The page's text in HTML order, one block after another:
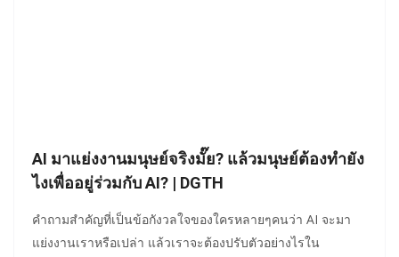
AI มาแย่งงานมนุษย์จริงมั๊ย? แล้วมนุษย์ต้องทำยัง
ไงเพื่ออยู่ร่วมกับ AI? | DGTH
คำถามสำคัญที่เป็นข้อกังวลใจของใครหลายๆคนว่า AI จะมา
แย่งงานเราหรือเปล่า แล้วเราจะต้องปรับตัวอย่างไรใน